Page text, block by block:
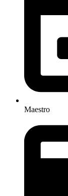
Maestro